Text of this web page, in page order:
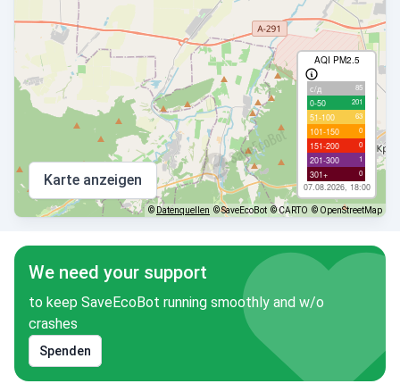
AQI PM2.5
с/д 85
0-50 201
51-100 63
101-150 0
151-200 0
201-300 1
301+ 0
07.08.2026, 18:00
Karte anzeigen
© Datenquellen © SaveEcoBot © CARTO © OpenStreetMap
We need your support
to keep SaveEcoBot running smoothly and w/o
crashes
Spenden